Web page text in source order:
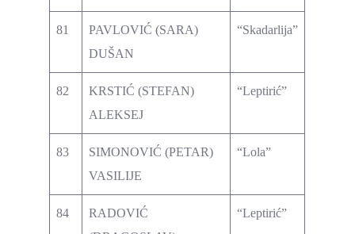
81
PAVLOVIĆ (SARA)
DUŠAN
“Skadarlija”
82
KRSTIĆ (STEFAN)
ALEKSEJ
“Leptirić”
83
SIMONOVIĆ (PETAR)
VASILIJE
“Lola”
84
RADOVIĆ
“Leptirić”